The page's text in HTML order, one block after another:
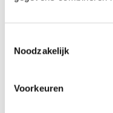
Noodzakelijk
Voorkeuren